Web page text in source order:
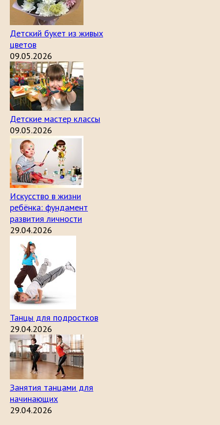
Детский букет из живых
цветов
09.05.2026
Детские мастер классы
09.05.2026
Искусство в жизни
ребёнка: фундамент
развития личности
29.04.2026
Танцы для подростков
29.04.2026
Занятия танцами для
начинающих
29.04.2026